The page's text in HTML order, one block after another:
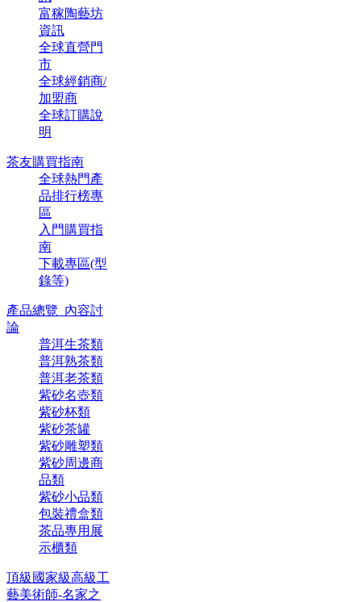
富稼陶藝坊
資訊
全球直營門
市
全球經銷商/
加盟商
全球訂購說
明
茶友購買指南
全球熱門產
品排行榜專
區
入門購買指
南
下載專區(型
錄等)
產品總覽_內容討
論
普洱生茶類
普洱熟茶類
普洱老茶類
紫砂名壺類
紫砂杯類
紫砂茶罐
紫砂雕塑類
紫砂周邊商
品類
紫砂小品類
包裝禮盒類
茶品專用展
示櫃類
頂級國家級高級工
藝美術師-名家之